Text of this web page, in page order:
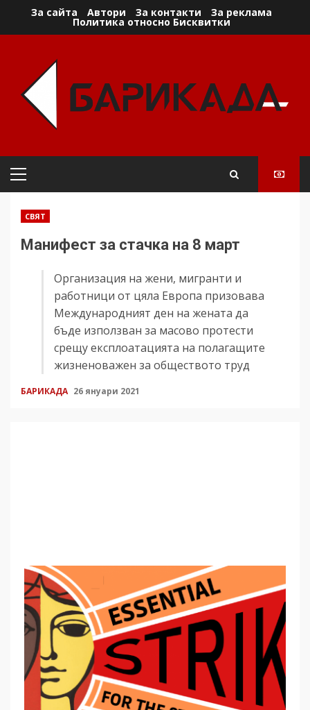
За сайта Автори За контакти За реклама
Политика относно Бисквитки
Primary
СВЯТ
Манифест за стачка на 8 март
Организация на жени, мигранти и
работници от цяла Европа призовава
Международният ден на жената да
бъде използван за масово протести
срещу експлоатацията на полагащите
жизненоважен за обществото труд
БАРИКАДА 26 януари 2021